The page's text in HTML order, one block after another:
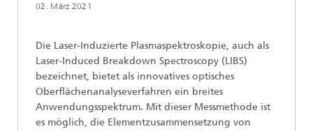
02. März 2021
Die Laser-Induzierte Plasmaspektro­skopie, auch als
Laser-Induced Breakdown Spectroscopy (LIBS)
bezeichnet, bietet als innovatives optisches
Oberflächenanalyseverfahren ein breites
Anwendungsspektrum. Mit dieser Messmethode ist
es möglich, die Elementzusammensetzung von